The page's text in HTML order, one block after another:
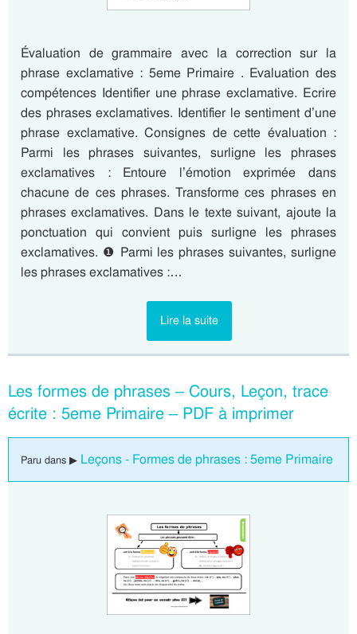
Évaluation de grammaire avec la correction sur la
phrase exclamative : 5eme Primaire . Evaluation des
compétences Identifier une phrase exclamative. Ecrire
des phrases exclamatives. Identifier le sentiment d’une
phrase exclamative. Consignes de cette évaluation :
Parmi les phrases suivantes, surligne les phrases
exclamatives : Entoure l’émotion exprimée dans
chacune de ces phrases. Transforme ces phrases en
phrases exclamatives. Dans le texte suivant, ajoute la
ponctuation qui convient puis surligne les phrases
exclamatives. ❶ Parmi les phrases suivantes, surligne
les phrases exclamatives :…
Lire la suite
Les formes de phrases – Cours, Leçon, trace
écrite : 5eme Primaire – PDF à imprimer
Paru dans ▶ Leçons - Formes de phrases : 5eme Primaire